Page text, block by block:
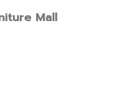
Mall